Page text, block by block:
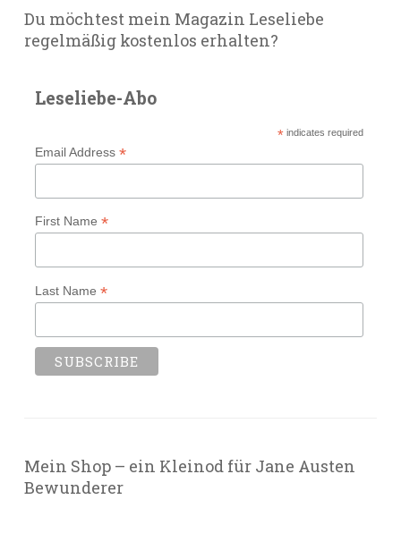
Du möchtest mein Magazin Leseliebe
regelmäßig kostenlos erhalten?
Leseliebe-Abo
*indicates required
Email Address *
First Name *
Last Name *
Mein Shop – ein Kleinod für Jane Austen
Bewunderer